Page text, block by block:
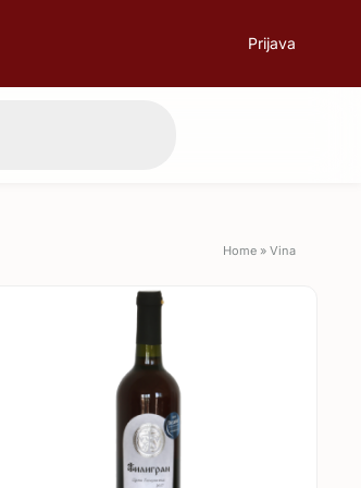
Prijava
Home » Vina